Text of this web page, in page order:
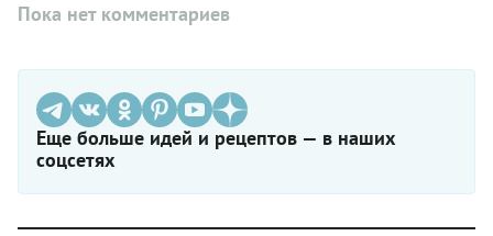
Пока нет комментариев
Еще больше идей и рецептов — в наших
соцсетях